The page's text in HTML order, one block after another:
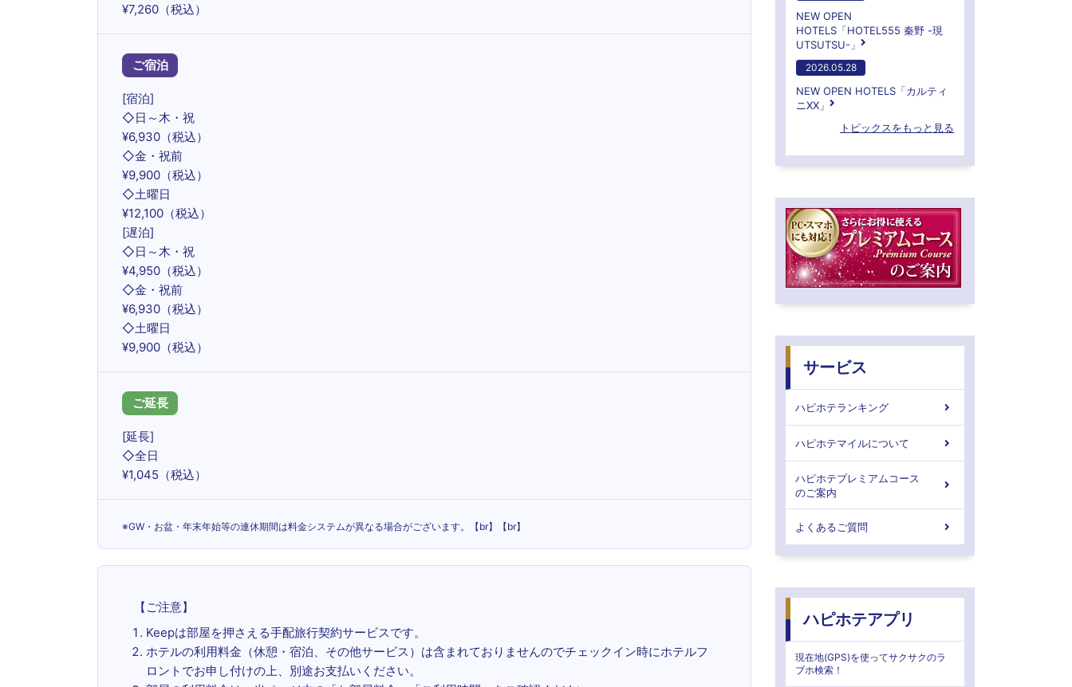
¥7,260（税込）
ご宿泊
[宿泊]
◇日～木・祝
¥6,930（税込）
◇金・祝前
¥9,900（税込）
◇土曜日
¥12,100（税込）
[遅泊]
◇日～木・祝
¥4,950（税込）
◇金・祝前
¥6,930（税込）
◇土曜日
¥9,900（税込）
ご延長
[延長]
◇全日
¥1,045（税込）
※GW・お盆・年末年始等の連休期間は料金システムが異なる場合がございます。【br】【br】
【ご注意】
Keepは部屋を押さえる手配旅行契約サービスです。
ホテルの利用料金（休憩・宿泊、その他サービス）は含まれておりませんのでチェックイン時にホテルフ
ロントでお申し付けの上、別途お支払いください。
NEW OPEN
HOTELS「HOTEL555 秦野 -現
UTSUTSU-」
2026.05.28
NEW OPEN HOTELS「カルティ
ニXX」
トピックスをもっと見る
サービス
ハピホテランキング
ハピホテマイルについて
ハピホテプレミアムコース
のご案内
よくあるご質問
ハピホテアプリ
現在地(GPS)を使ってサクサクのラ
ブホ検索！